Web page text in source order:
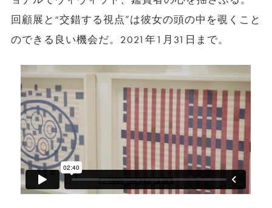
回顧展と“交錯する視点”は彼女の頭の中を覗くこと
のできる良い機会だ。2021年1月31日まで。